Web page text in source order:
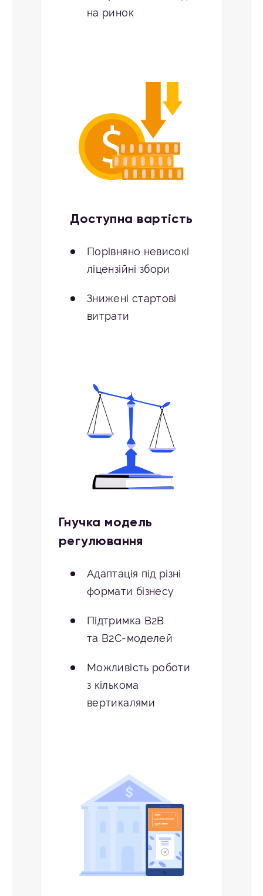
на ринок
Доступна вартість
Порівняно невисокі
ліцензійні збори
Знижені стартові
витрати
Гнучка модель
регулювання
Адаптація під різні
формати бізнесу
Підтримка B2B
та B2C-моделей
Можливість роботи
з кількома
вертикалями